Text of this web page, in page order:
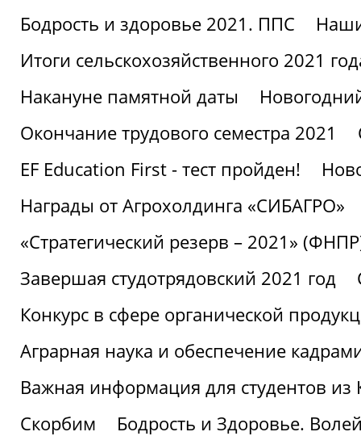
Бодрость и здоровье 2021. ППС
Итоги сельскохозяйственного 2021
Накануне памятной даты
Окончание трудового семестра 2021
EF Education First - тест пройден!
Награды от Агрохолдинга «СИБАГРО»
«Стратегический резерв – 2021»
Завершая студотрядовский 2021 год
Конкурс в сфере органической
Аграрная наука и обеспечение
Важная информация для студентов из
Скорбим
Бодрость и Здоровье.